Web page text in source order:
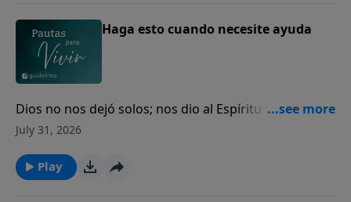
Haga esto cuando necesite ayuda
Dios no nos dejó solos; nos dio al Espíritu Santo para
guiarnos, fortalecernos y acompañarnos cada día.
July 31, 2026
Play